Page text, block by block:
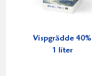
Vispgrädde 40%
1 liter